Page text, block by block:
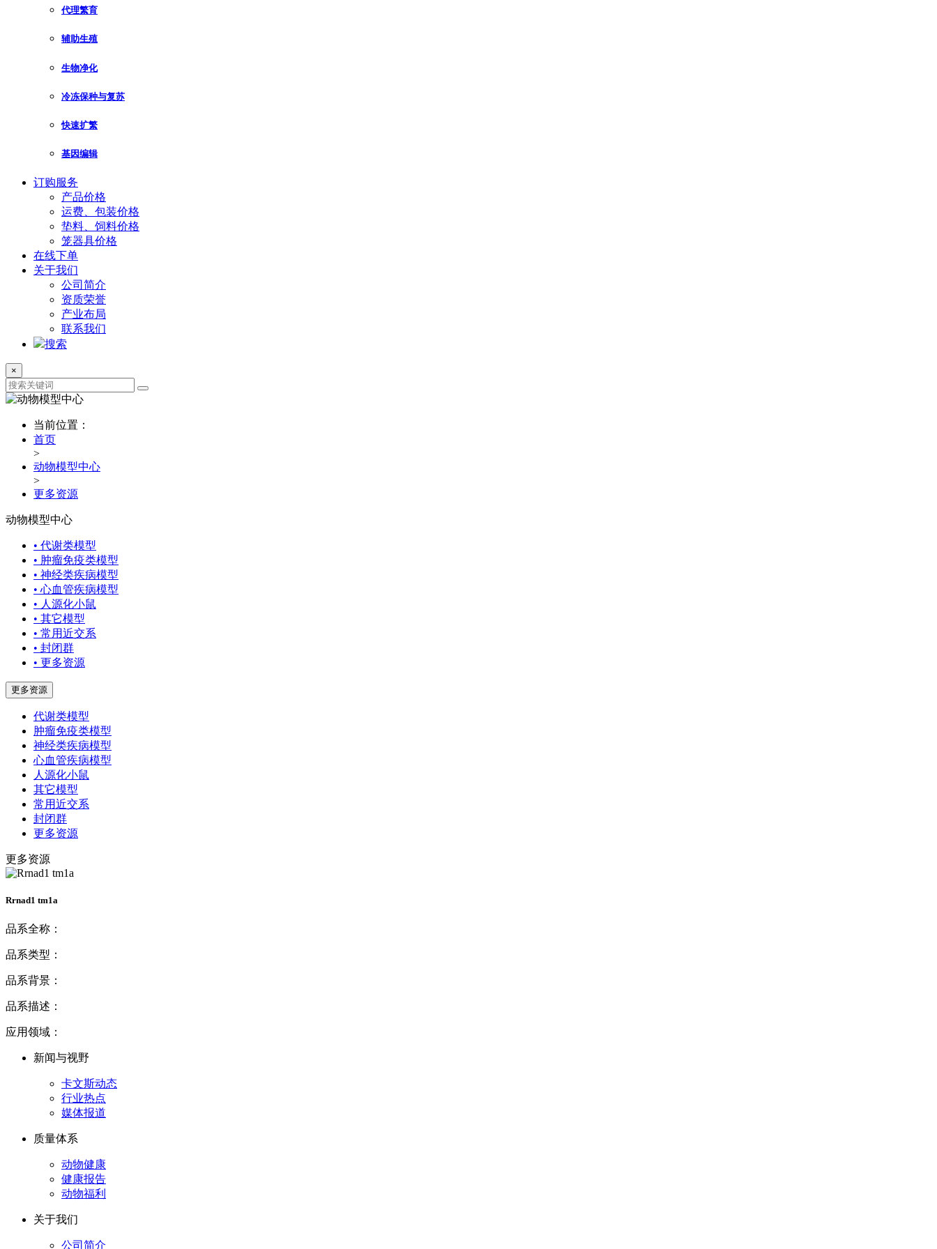
代理繁育
辅助生殖
生物净化
冷冻保种与复苏
快速扩繁
基因编辑
订购服务
产品价格
运费、包装价格
垫料、饲料价格
笼器具价格
在线下单
关于我们
公司简介
资质荣誉
产业布局
联系我们
搜索
×
当前位置：
首页
>
动物模型中心
>
更多资源
动物模型中心
• 代谢类模型
• 肿瘤免疫类模型
• 神经类疾病模型
• 心血管疾病模型
• 人源化小鼠
• 其它模型
• 常用近交系
• 封闭群
• 更多资源
更多资源
代谢类模型
肿瘤免疫类模型
神经类疾病模型
心血管疾病模型
人源化小鼠
其它模型
常用近交系
封闭群
更多资源
更多资源
Rrnad1 tm1a
品系全称：
品系类型：
品系背景：
品系描述：
应用领域：
新闻与视野
卡文斯动态
行业热点
媒体报道
质量体系
动物健康
健康报告
动物福利
关于我们
公司简介